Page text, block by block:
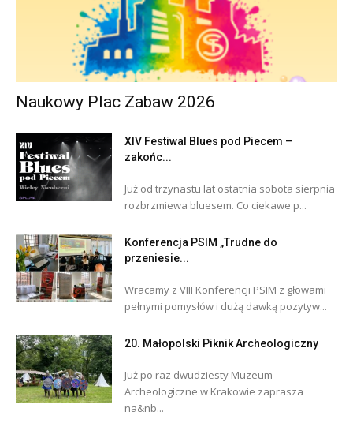
Naukowy Plac Zabaw 2026
XIV Festiwal Blues pod Piecem –
zakońc...
Już od trzynastu lat ostatnia sobota sierpnia
rozbrzmiewa bluesem. Co ciekawe p...
Konferencja PSIM „Trudne do
przeniesie...
Wracamy z VIII Konferencji PSIM z głowami
pełnymi pomysłów i dużą dawką pozytyw...
20. Małopolski Piknik Archeologiczny
Już po raz dwudziesty Muzeum
Archeologiczne w Krakowie zaprasza
na&nb...